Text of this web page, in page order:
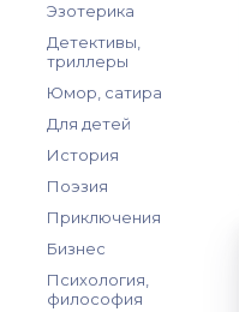
Эзотерика
Детективы,
триллеры
Юмор, сатира
Для детей
История
Поэзия
Приключения
Бизнес
Психология,
философия